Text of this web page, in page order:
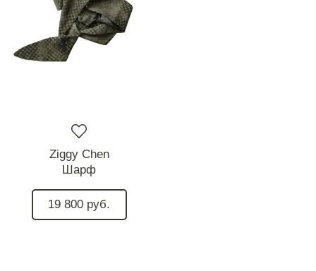
Ziggy Chen
Шарф
19 800 руб.